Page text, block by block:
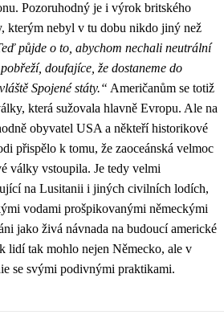
Pozoruhodný je i výrok britského
kterým nebyl v tu dobu nikdo jiný než
půjde o to, abychom nechali neutrální
doufajíce, že dostaneme do
Spojené státy.“ Američanům se totiž
která sužovala hlavně Evropu. Ale na
obyvatel USA a někteří historikové
přispělo k tomu, že zaoceánská velmoc
války vstoupila. Je tedy velmi
na Lusitanii i jiných civilních lodích,
vodami prošpikovanými německými
jako živá návnada na budoucí americké
lidí tak mohlo nejen Německo, ale v
se svými podivnými praktikami.